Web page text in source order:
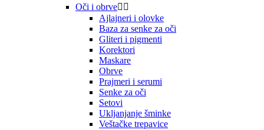
Oči i obrve 
Ajlajneri i olovke
Baza za senke za oči
Gliteri i pigmenti
Korektori
Maskare
Obrve
Prajmeri i serumi
Senke za oči
Setovi
Ukljanjanje šminke
Veštačke trepavice